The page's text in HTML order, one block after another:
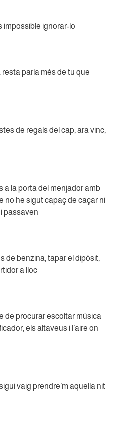
impossible ignorar-lo
resta parla més de tu que
de regals del cap, ara vinc,
a la porta del menjador amb
no he sigut capaç de caçar ni
passaven
de benzina, tapar el dipòsit,
a lloc
de procurar escoltar música
els altaveus i l’aire on
vaig prendre’m aquella nit